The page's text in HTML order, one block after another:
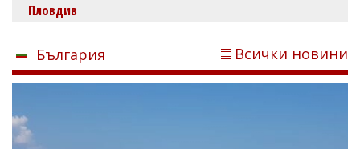
Пловдив
България Всички новини